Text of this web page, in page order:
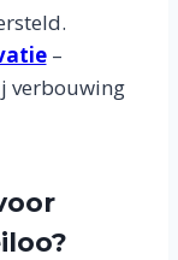
–
verbouwing